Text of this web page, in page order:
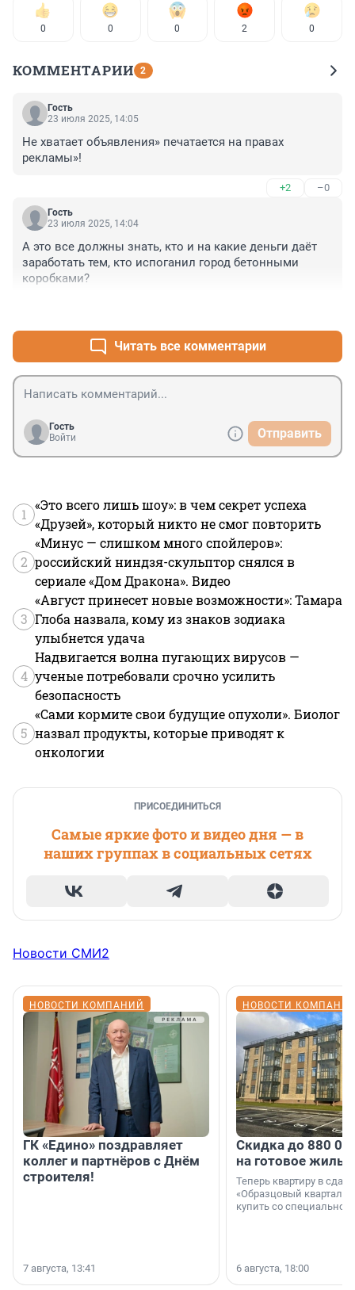
0 0 0 2 0
КОММЕНТАРИИ 2
Гость
23 июля 2025, 14:05
Не хватает объявления» печатается на правах
рекламы»!
+2 –0
Гость
23 июля 2025, 14:04
А это все должны знать, кто и на какие деньги даёт
заработать тем, кто испоганил город бетонными
коробками?
Читать все комментарии
Гость
Войти
Отправить
1
«Это всего лишь шоу»: в чем секрет успеха
«Друзей», который никто не смог повторить
2
«Минус — слишком много спойлеров»:
российский ниндзя-скульптор снялся в
сериале «Дом Дракона». Видео
3
«Август принесет новые возможности»: Тамара
Глоба назвала, кому из знаков зодиака
улыбнется удача
4
Надвигается волна пугающих вирусов —
ученые потребовали срочно усилить
безопасность
5
«Сами кормите свои будущие опухоли». Биолог
назвал продукты, которые приводят к
онкологии
ПРИСОЕДИНИТЬСЯ
Самые яркие фото и видео дня — в
наших группах в социальных сетях
Новости СМИ2
НОВОСТИ КОМПАНИЙ
ГК «Едино» поздравляет
коллег и партнёров с Днём
строителя!
7 августа, 13:41
НОВОСТИ
Скидка до 880
на готовое
Теперь квартиру в
«Образцовый квартал
купить со специальной
6 августа, 18:00